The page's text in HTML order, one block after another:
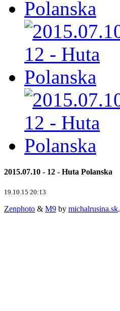
2015.07.10 - 12 - Huta Polanska
19.10.15 20:13
Zenphoto & M9 by michalrusina.sk.